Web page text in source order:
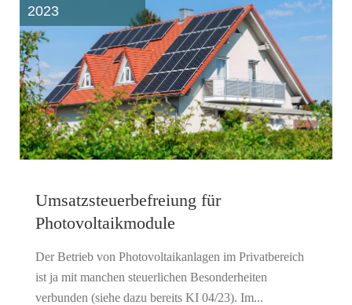
2023
Umsatzsteuerbefreiung für
Photovoltaikmodule
Der Betrieb von Photovoltaikanlagen im Privatbereich
ist ja mit manchen steuerlichen Besonderheiten
verbunden (siehe dazu bereits KI 04/23). Im...